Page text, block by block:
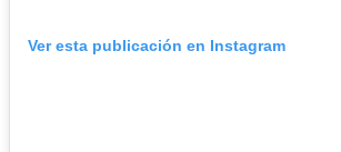
Ver esta publicación en Instagram